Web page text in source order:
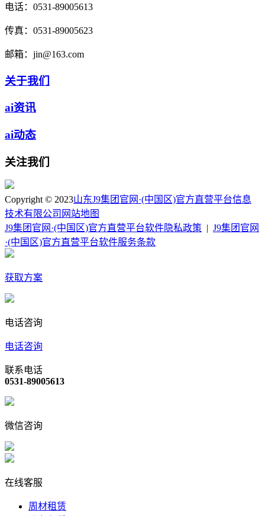
电话： 0531-89005613
传真： 0531-89005623
邮箱： jin@163.com
关于我们
ai资讯
ai动态
关注我们
Copyright © 2023山东J9集团官网·(中国区)官方直营平台信息
技术有限公司 网站地图
J9集团官网·(中国区)官方直营平台软件隐私政策
J9集团官网
·(中国区)官方直营平台软件服务条款
获取方案
电话咨询
电话咨询
联系电话
0531-89005613
微信咨询
在线客服
周材租赁